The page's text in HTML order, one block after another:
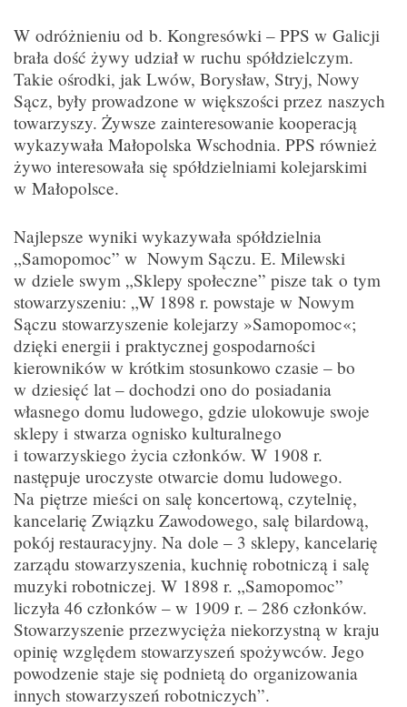
W odróżnieniu od b. Kongresówki – PPS w Galicji
brała dość żywy udział w ruchu spółdzielczym.
Takie ośrodki, jak Lwów, Borysław, Stryj, Nowy
Sącz, były prowadzone w większości przez naszych
towarzyszy. Żywsze zainteresowanie kooperacją
wykazywała Małopolska Wschodnia. PPS również
żywo interesowała się spółdzielniami kolejarskimi
w Małopolsce.
Najlepsze wyniki wykazywała spółdzielnia
„Samopomoc” w Nowym Sączu. E. Milewski
w dziele swym „Sklepy społeczne” pisze tak o tym
stowarzyszeniu: „W 1898 r. powstaje w Nowym
Sączu stowarzyszenie kolejarzy »Samopomoc«;
dzięki energii i praktycznej gospodarności
kierowników w krótkim stosunkowo czasie – bo
w dziesięć lat – dochodzi ono do posiadania
własnego domu ludowego, gdzie ulokowuje swoje
sklepy i stwarza ognisko kulturalnego
i towarzyskiego życia członków. W 1908 r.
następuje uroczyste otwarcie domu ludowego.
Na piętrze mieści on salę koncertową, czytelnię,
kancelarię Związku Zawodowego, salę bilardową,
pokój restauracyjny. Na dole – 3 sklepy, kancelarię
zarządu stowarzyszenia, kuchnię robotniczą i salę
muzyki robotniczej. W 1898 r. „Samopomoc”
liczyła 46 członków – w 1909 r. – 286 członków.
Stowarzyszenie przezwycięża niekorzystną w kraju
opinię względem stowarzyszeń spożywców. Jego
powodzenie staje się podnietą do organizowania
innych stowarzyszeń robotniczych”.